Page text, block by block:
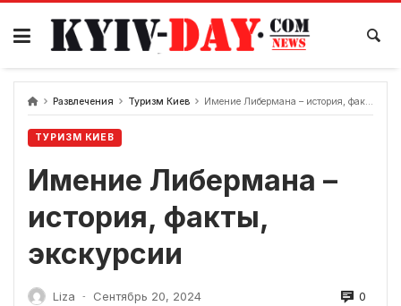
перейти
содержанию
Развлечения Туризм Киев Имение Либермана – история, факты, экскурсии
ТУРИЗМ КИЕВ
Имение Либермана –
история, факты,
экскурсии
Liza - Сентябрь 20, 2024 0